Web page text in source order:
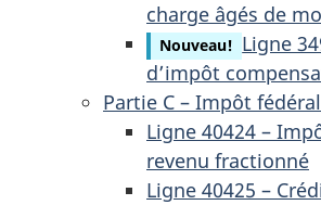
charge âgés de
Nouveau! Ligne
d’impôt
Partie C – Impôt
Ligne 40424 –
revenu fractionné
Ligne 40425 –